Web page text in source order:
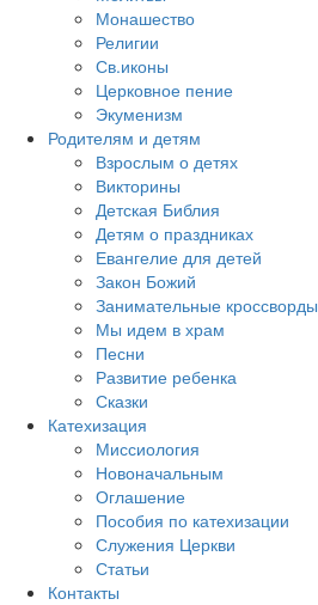
Монашество
Религии
Св.иконы
Церковное пение
Экуменизм
Родителям и детям
Взрослым о детях
Викторины
Детская Библия
Детям о праздниках
Евангелие для детей
Закон Божий
Занимательные кроссворды
Мы идем в храм
Песни
Развитие ребенка
Сказки
Катехизация
Миссиология
Новоначальным
Оглашение
Пособия по катехизации
Служения Церкви
Статьи
Контакты